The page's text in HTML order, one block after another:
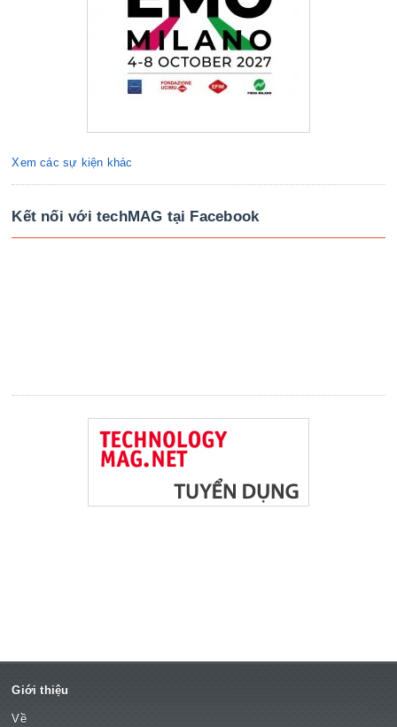
Xem các sự kiện khác
Kết nối với techMAG tại Facebook
Giới thiệu
Về